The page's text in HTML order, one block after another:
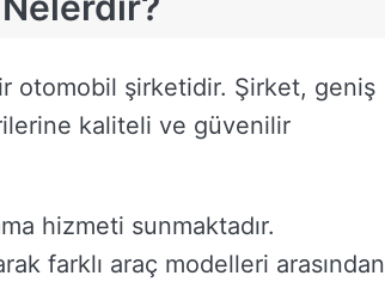
otomobil şirketidir. Şirket, geniş
kaliteli ve güvenilir
hizmeti sunmaktadır.
farklı araç modelleri arasından